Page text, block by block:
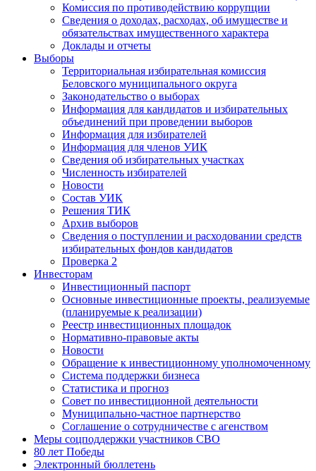
Комиссия по противодействию коррупции
Сведения о доходах, расходах, об имуществе и
обязательствах имущественного характера
Доклады и отчеты
Выборы
Территориальная избирательная комиссия
Беловского муниципального округа
Законодательство о выборах
Информация для кандидатов и избирательных
объединений при проведении выборов
Информация для избирателей
Информация для членов УИК
Сведения об избирательных участках
Численность избирателей
Новости
Состав УИК
Решения ТИК
Архив выборов
Сведения о поступлении и расходовании средств
избирательных фондов кандидатов
Проверка 2
Инвесторам
Инвестиционный паспорт
Основные инвестиционные проекты, реализуемые
(планируемые к реализации)
Реестр инвестиционных площадок
Нормативно-правовые акты
Новости
Обращение к инвестиционному уполномоченному
Система поддержки бизнеса
Статистика и прогноз
Совет по инвестиционной деятельности
Муниципально-частное партнерство
Соглашение о сотрудничестве с агенством
Меры соцподдержки участников СВО
80 лет Победы
Электронный бюллетень